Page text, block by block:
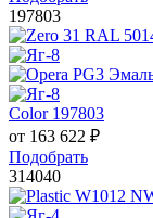
197803
Color 197803
от 163 622 ₽
Подобрать
314040